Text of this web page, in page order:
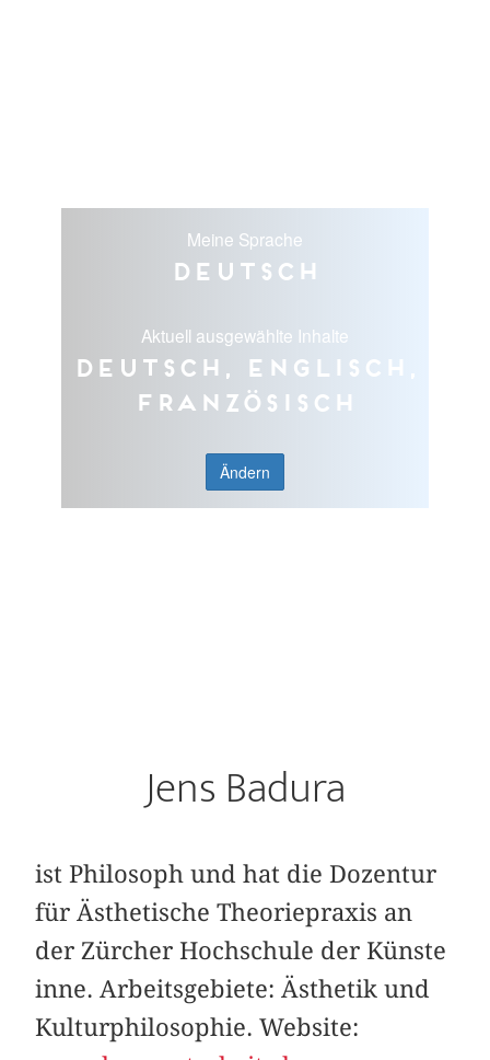
Meine Sprache
Deutsch
Aktuell ausgewählte Inhalte
Deutsch, Englisch,
Französisch
Ändern
Jens Badura
ist Philosoph und hat die Dozentur
für Ästhetische Theoriepraxis an
der Zürcher Hochschule der Künste
inne. Arbeitsgebiete: Ästhetik und
Kulturphilosophie. Website: